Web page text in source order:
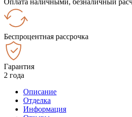
Беспроцентная рассрочка
Гарантия
2 года
Описание
Отделка
Информация